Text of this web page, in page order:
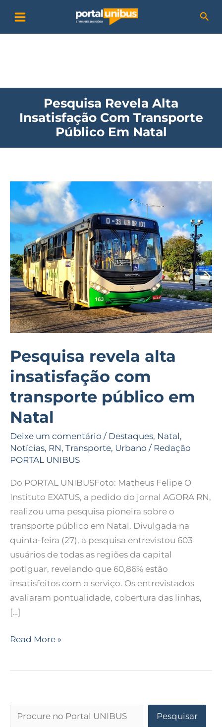
para
o
Pesquisa Revela Alta
Insatisfação Com Transporte
Público Em Natal
Pesquisa revela alta
insatisfação com
transporte público em
Natal
Deixe um comentário / Destaques, Natal,
Notícias, RN, Transporte, Urbano / Redação
PORTAL UNIBUS
Do PORTAL UNIBUSFoto: Matheus Felipe O
Instituto EXATUS, a pedido do jornal AGORA RN,
realizou uma pesquisa pioneira sobre o
transporte público em Natal. Divulgada na
quinta-feira (27), a pesquisa entrevistou 603
usuários de todas as regiões da capital
potiguar, revelando que 60,86% estão
insatisfeitos com o serviço. Os entrevistados
avaliaram pontualidade, cobertura das linhas,
[…]
Pesquisa
revela
alta
insatisfação
com
transporte
público
em
Natal
Read More »
Pesquisar